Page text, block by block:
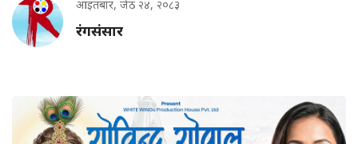
आइतबार, जेठ २४, २०८३
रंगसंसार